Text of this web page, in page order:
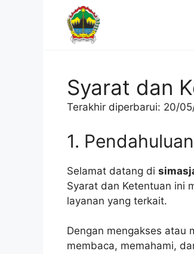
Syarat dan
Terakhir diperbarui: 20/
1. Pendahuluan
Selamat datang di
Syarat dan Ketentuan ini
layanan yang terkait.
Dengan mengakses atau
membaca, memahami,